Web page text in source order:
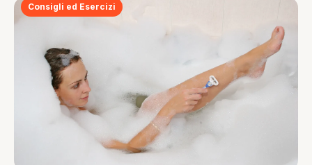
Consigli ed Esercizi